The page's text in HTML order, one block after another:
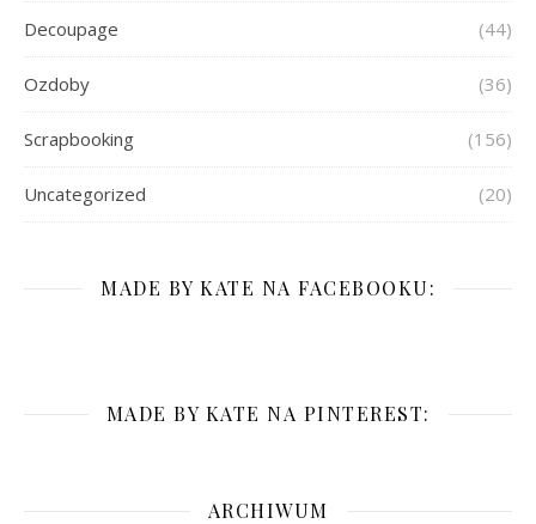
Decoupage (44)
Ozdoby (36)
Scrapbooking (156)
Uncategorized (20)
MADE BY KATE NA FACEBOOKU:
MADE BY KATE NA PINTEREST:
ARCHIWUM